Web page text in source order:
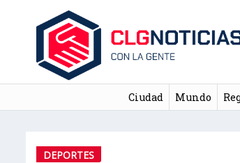
Ciudad Mundo
DEPORTES